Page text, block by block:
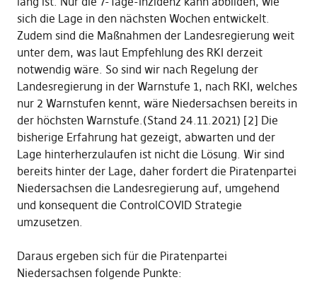
sich die Lage in den nächsten Wochen entwickelt.
Zudem sind die Maßnahmen der Landesregierung weit
unter dem, was laut Empfehlung des RKI derzeit
notwendig wäre. So sind wir nach Regelung der
Landesregierung in der Warnstufe 1, nach RKI, welches
nur 2 Warnstufen kennt, wäre Niedersachsen bereits in
der höchsten Warnstufe.(Stand 24.11.2021) [2] Die
bisherige Erfahrung hat gezeigt, abwarten und der
Lage hinterherzulaufen ist nicht die Lösung. Wir sind
bereits hinter der Lage, daher fordert die Piratenpartei
Niedersachsen die Landesregierung auf, umgehend
und konsequent die ControlCOVID Strategie
umzusetzen.
Daraus ergeben sich für die Piratenpartei
Niedersachsen folgende Punkte: